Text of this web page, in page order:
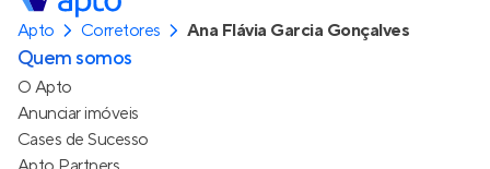
Apto Corretores Ana Flávia Garcia Gonçalves
Quem somos
O Apto
Anunciar imóveis
Cases de Sucesso